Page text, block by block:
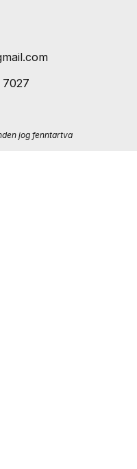
jog fenntartva